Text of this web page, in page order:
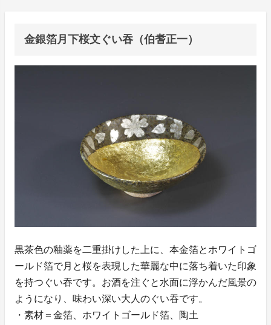
金銀箔月下桜文ぐい吞（伯耆正一）
黒茶色の釉薬を二重掛けした上に、本金箔とホワイトゴ
ールド箔で月と桜を表現した華麗な中に落ち着いた印象
を持つぐい吞です。お酒を注ぐと水面に浮かんだ風景の
ようになり、味わい深い大人のぐい吞です。
・素材＝金箔、ホワイトゴールド箔、陶土